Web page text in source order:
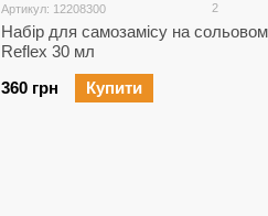
Артикул: 12208300 2
Набір для самозамісу на
Reflex 30 мл
360 грн
Купити